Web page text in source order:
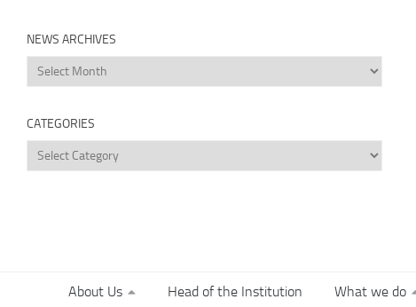
NEWS ARCHIVES
News
Archives
CATEGORIES
Categories
About Us Head of the Institution What we do